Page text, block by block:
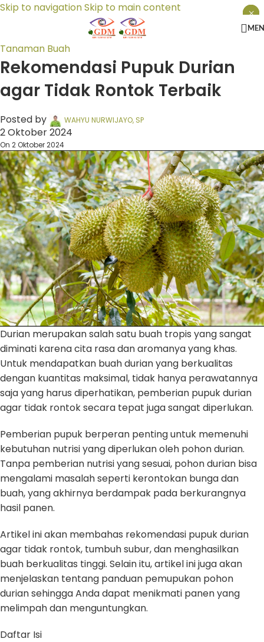
Skip to navigationSkip to main content
Tanaman Buah
Rekomendasi Pupuk Durian
agar Tidak Rontok Terbaik
Posted by WAHYU NURWIJAYO, SP
2 Oktober 2024
On 2 Oktober 2024
Durian merupakan salah satu buah tropis yang sangat
diminati karena cita rasa dan aromanya yang khas.
Untuk mendapatkan buah durian yang berkualitas
dengan kuantitas maksimal, tidak hanya perawatannya
saja yang harus diperhatikan, pemberian pupuk durian
agar tidak rontok secara tepat juga sangat diperlukan.
Pemberian pupuk berperan penting untuk memenuhi
kebutuhan nutrisi yang diperlukan oleh pohon durian.
Tanpa pemberian nutrisi yang sesuai, pohon durian bisa
mengalami masalah seperti kerontokan bunga dan
buah, yang akhirnya berdampak pada berkurangnya
hasil panen.
Artikel ini akan membahas rekomendasi pupuk durian
agar tidak rontok, tumbuh subur, dan menghasilkan
buah berkualitas tinggi. Selain itu, artikel ini juga akan
menjelaskan tentang panduan pemupukan pohon
durian sehingga Anda dapat menikmati panen yang
melimpah dan menguntungkan.
Daftar Isi
×
×
×